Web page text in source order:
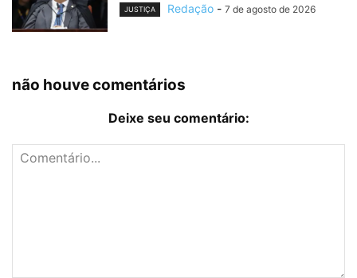
JUSTIÇA Redação - 7 de agosto de 2026
não houve comentários
Deixe seu comentário: